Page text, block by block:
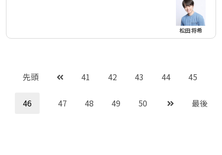
松田 将希
先頭 41 42 43 44 45
46 47 48 49 50 最後